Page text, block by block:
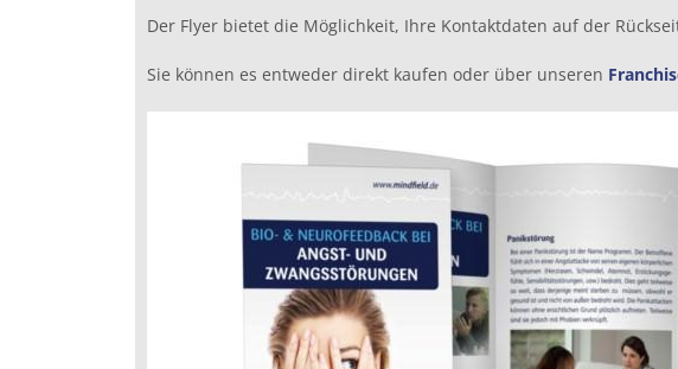
Der Flyer bietet die Möglichkeit, Ihre Kontaktdaten auf der
Sie können es entweder direkt kaufen oder über unseren